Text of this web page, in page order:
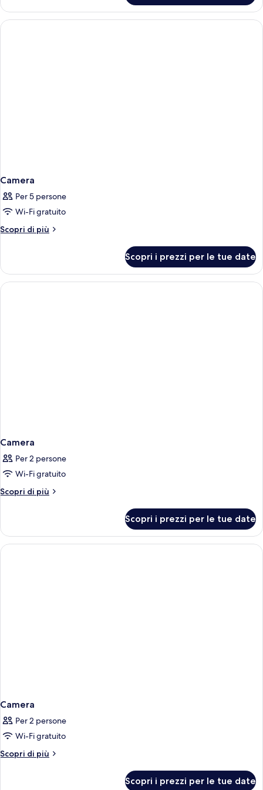
1
camera
da
Camera
Per 5 persone
Wi-Fi gratuito
Scopri di più
Altri
Scopri i prezzi per le tue date
Camera
Per 2 persone
Wi-Fi gratuito
Scopri di più
Altri
Scopri i prezzi per le tue date
Camera
Per 2 persone
Wi-Fi gratuito
Scopri di più
Altri
Scopri i prezzi per le tue date